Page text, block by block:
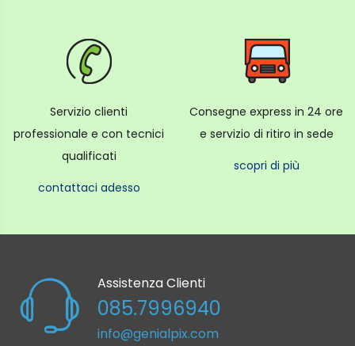
Servizio clienti
professionale e con tecnici
qualificati
contattaci adesso
Consegne express in 24 ore
e servizio di ritiro in sede
scopri di più
Assistenza Clienti
085.7996940
info@genialpix.com